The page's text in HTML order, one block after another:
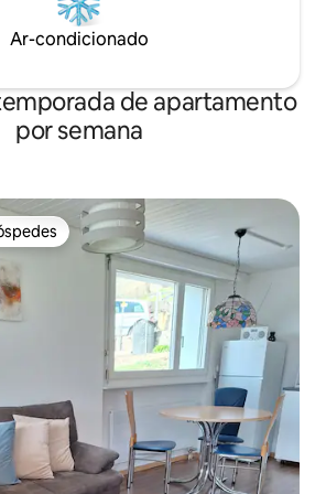
Ar-condicionado
de apartamento
por semana
preferidos dos hóspedes